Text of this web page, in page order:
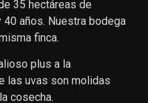
35 hectáreas de
años. Nuestra bodega
finca.
plus a la
las uvas son molidas
cosecha.